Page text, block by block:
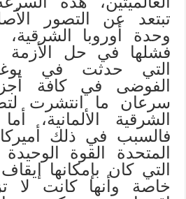
تبتعد عن التصور
وحدة أوروبا
فشلها في حل الأزمة
التي حدثت في
الفوضى في كافة
سرعان ما انتشرت
الشرقية الألمانية،
فالسبب في ذلك
التي كان بإمكانها
خاصة وأنها كانت لا